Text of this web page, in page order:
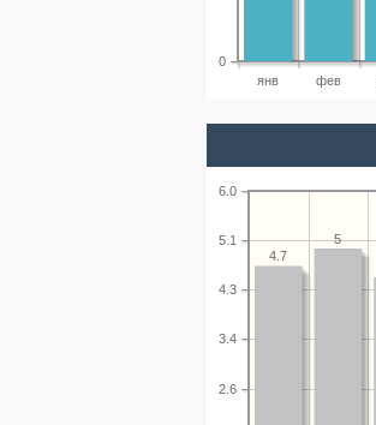
янв фев
0
2.6
3.4
4.3
5.1
6.0
5
4.7